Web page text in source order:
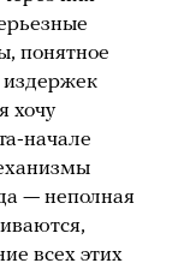
понятное
издержек
хочу
начале
— неполная
всех этих